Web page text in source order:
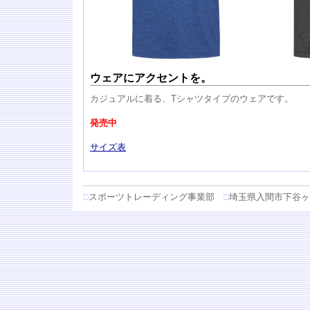
ウェアにアクセントを。
カジュアルに着る、Tシャツタイプのウェアです。
発売中
サイズ表
□スポーツトレーディング事業部 □埼玉県入間市下谷